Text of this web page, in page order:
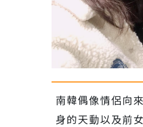
南韓偶像情侶向
身的天動以及前